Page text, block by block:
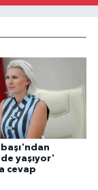
yaşıyor'
cevap